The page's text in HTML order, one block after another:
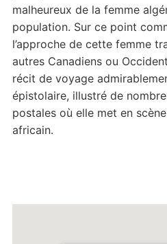
malheureux de la femme
population. Sur ce point
l’approche de cette femme
autres Canadiens ou
récit de voyage
épistolaire, illustré de
postales où elle met en
africain.